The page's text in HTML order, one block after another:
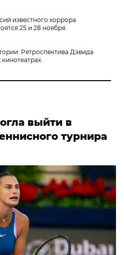
известного хоррора
25 и 28 ноября
Ретроспектива Дэвида
выйти в
турнира